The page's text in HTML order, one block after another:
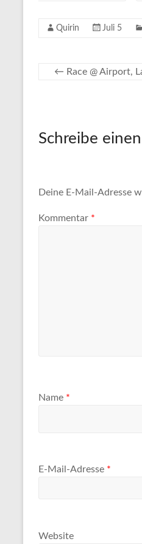
Quirin Juli 5
← Race @ Airport,
Schreibe
Deine E-Mail-Adresse
Kommentar *
Name *
E-Mail-Adresse *
Website